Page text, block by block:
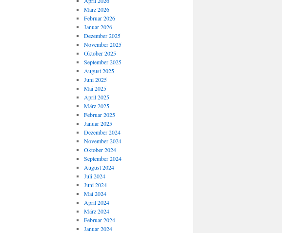
März 2026
Februar 2026
Januar 2026
Dezember 2025
November 2025
Oktober 2025
September 2025
August 2025
Juni 2025
Mai 2025
April 2025
März 2025
Februar 2025
Januar 2025
Dezember 2024
November 2024
Oktober 2024
September 2024
August 2024
Juli 2024
Juni 2024
Mai 2024
April 2024
März 2024
Februar 2024
Januar 2024